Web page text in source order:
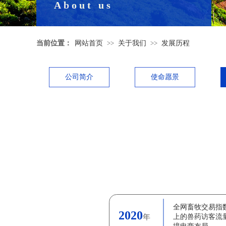
About us
网站首页 >> 关于我们 >> 发展历程
公司简介 使命愿景
当前位置：
全网畜牧交易指
上的兽药访客流
2020年